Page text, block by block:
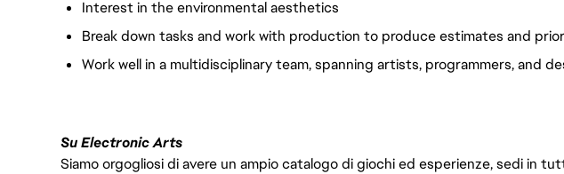
Interest in the environmental aesthetics
Break down tasks and work with production to produce estimates and
Work well in a multidisciplinary team, spanning artists, programmers, and
Su Electronic Arts
Siamo orgogliosi di avere un ampio catalogo di giochi ed esperienze, sedi in